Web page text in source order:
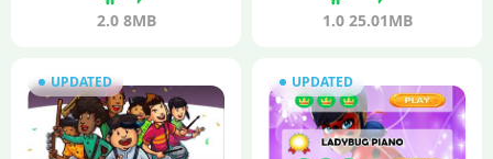
2.0 8MB 1.0 25.01MB
UPDATED UPDATED